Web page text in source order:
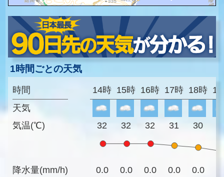
1時間ごとの天気
時間
天気
気温(℃)
降水量(mm/h)
14時 15時 16時 17時 18時
32 32 32 31 30
0.0 0.0 0.0 0.0 0.0